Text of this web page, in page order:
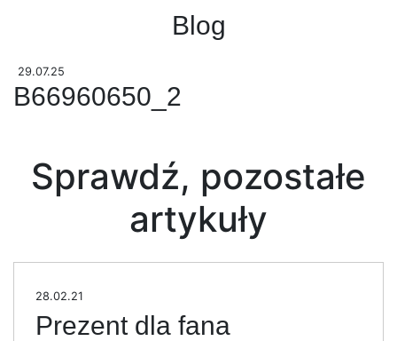
Blog
29.07.25
B66960650_2
Sprawdź, pozostałe
artykuły
28.02.21
Prezent dla fana